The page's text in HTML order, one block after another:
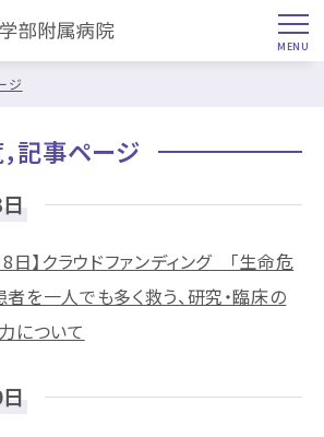
ジ
記事ページ
日】クラウドファンディング 「生命危
を一人でも多く救う、研究・臨床の
について